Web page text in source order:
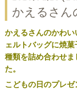
かえるさん
かえるさんのかわい
ェルトバッグに焼菓
種類を詰め合わせま
た。
こどもの日のプレゼ